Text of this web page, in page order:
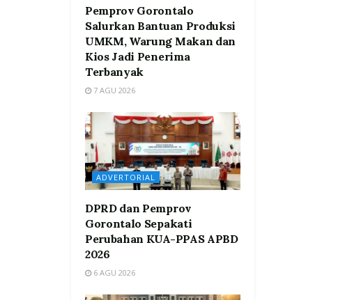
Pemprov Gorontalo
Salurkan Bantuan Produksi
UMKM, Warung Makan dan
Kios Jadi Penerima
Terbanyak
7 AGU 2026
ADVERTORIAL
DPRD dan Pemprov
Gorontalo Sepakati
Perubahan KUA-PPAS APBD
2026
6 AGU 2026